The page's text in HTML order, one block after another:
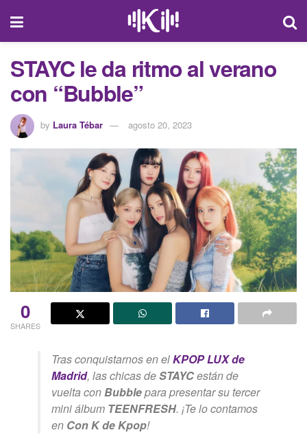
STAYC le da ritmo al verano
con “Bubble”
by Laura Tébar agosto 20, 2023
0
SHARES
Tras conquistarnos en elKPOP LUX de
Madrid, las chicas deSTAYCestán de
vuelta conBubblepara presentar su tercer
mini álbum TEENFRESH. ¡Te lo contamos
en Con K de Kpop!